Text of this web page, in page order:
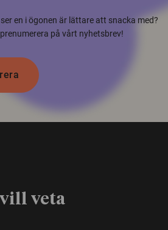
en i ögonen är lättare att snacka med?
på vårt nyhetsbrev!
vill veta